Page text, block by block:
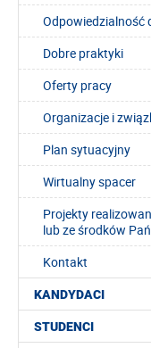
Odpowiedzialność
Dobre praktyki
Oferty pracy
Organizacje i
Plan sytuacyjny
Wirtualny spacer
Projekty
lub ze środków
Kontakt
KANDYDACI
STUDENCI